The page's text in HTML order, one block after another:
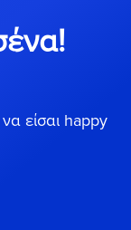
είσαι happy